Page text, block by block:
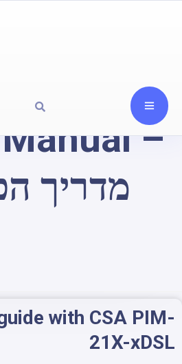
–
מדריך
with CSA PIM-
21X-xDSL